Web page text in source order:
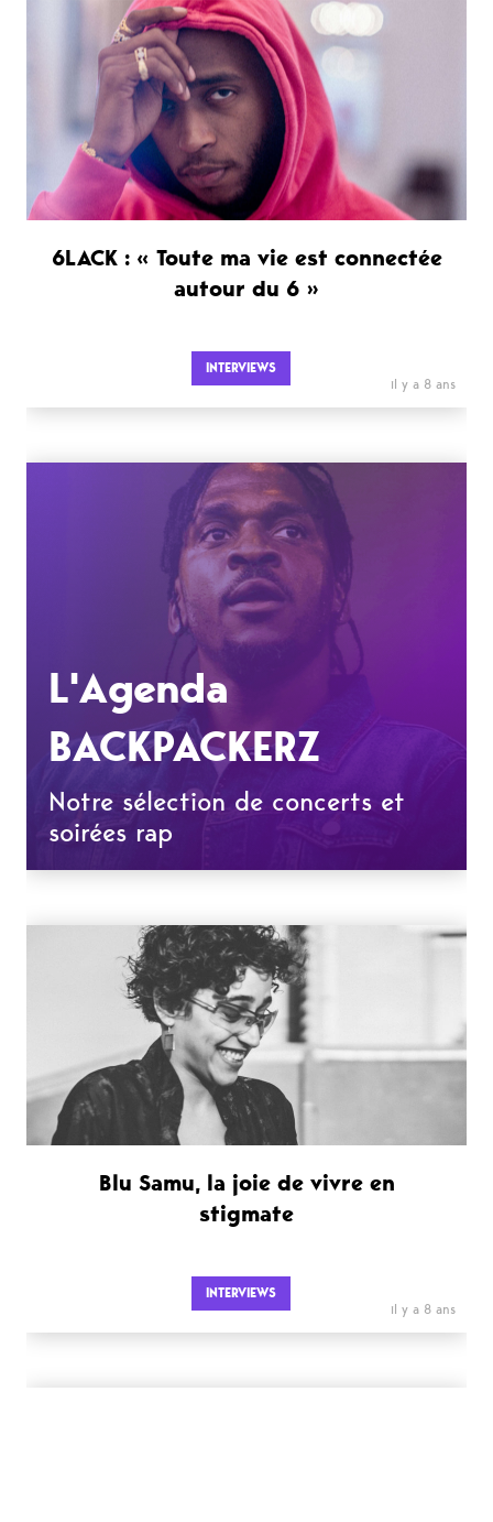
6LACK : « Toute ma vie est connectée
autour du 6 »
INTERVIEWS
il y a 8 ans
L'Agenda
BACKPACKERZ
Notre sélection de concerts et
soirées rap
Blu Samu, la joie de vivre en
stigmate
INTERVIEWS
il y a 8 ans